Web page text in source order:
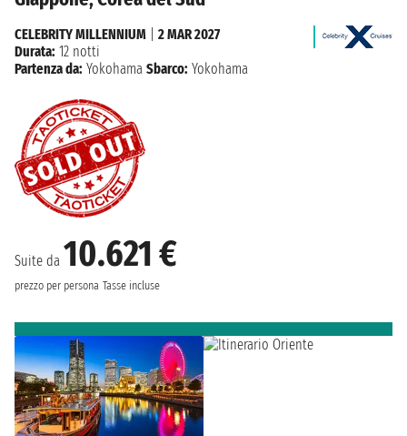
Suite da 10.621 €
prezzo per persona Tasse incluse
CELEBRITY MILLENNIUM
2 MAR 2027
Durata: 12 notti
Partenza da: Yokohama Sbarco: Yokohama